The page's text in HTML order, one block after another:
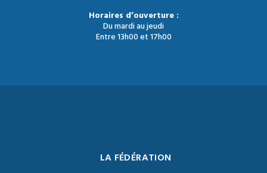
Horaires d’ouverture :
Du mardi au jeudi
Entre 13h00 et 17h00
LA FÉDÉRATION